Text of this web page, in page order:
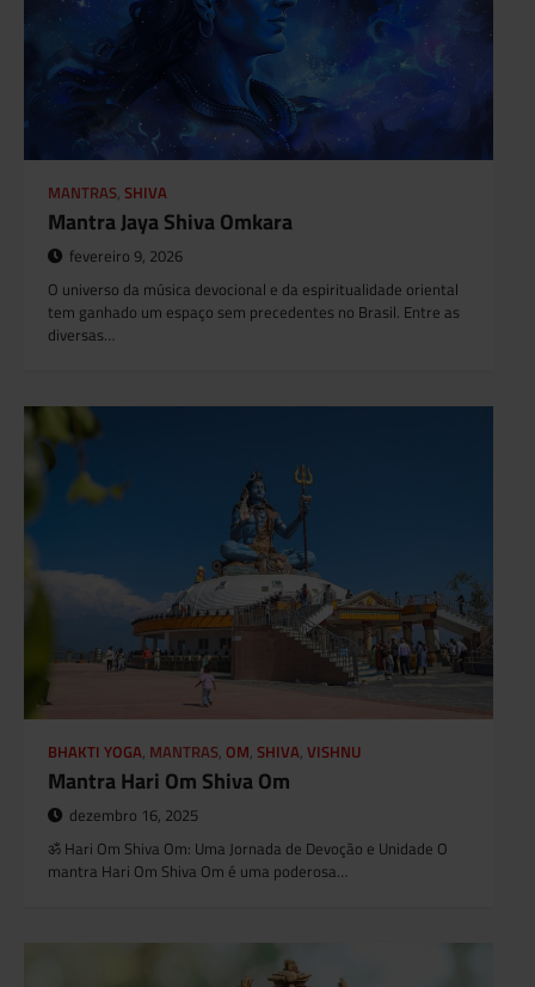
MANTRAS, SHIVA
Mantra Jaya Shiva Omkara
fevereiro 9, 2026
O universo da música devocional e da espiritualidade oriental
tem ganhado um espaço sem precedentes no Brasil. Entre as
diversas…
BHAKTI YOGA, MANTRAS, OM, SHIVA, VISHNU
Mantra Hari Om Shiva Om
dezembro 16, 2025
ॐ Hari Om Shiva Om: Uma Jornada de Devoção e Unidade O
mantra Hari Om Shiva Om é uma poderosa…